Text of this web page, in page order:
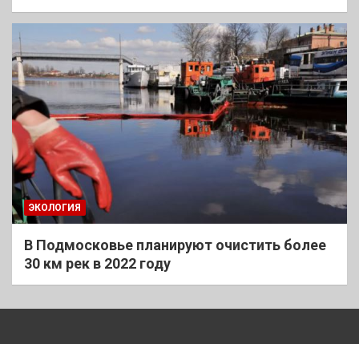
ЭКОЛОГИЯ
В Подмосковье планируют очистить более
30 км рек в 2022 году